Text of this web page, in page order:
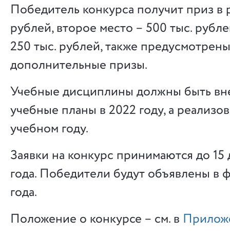
Победитель конкурса получит приз в
рублей, второе место – 500 тыс.
250 тыс. рублей, также предусмотрены
дополнительные призы.
Учебные дисциплины должны быть
учебные планы в 2022 году, а
учебном году.
Заявки на конкурс принимаются до 15
года. Победители будут объявлены в
года.
Положение о конкурсе – см. в